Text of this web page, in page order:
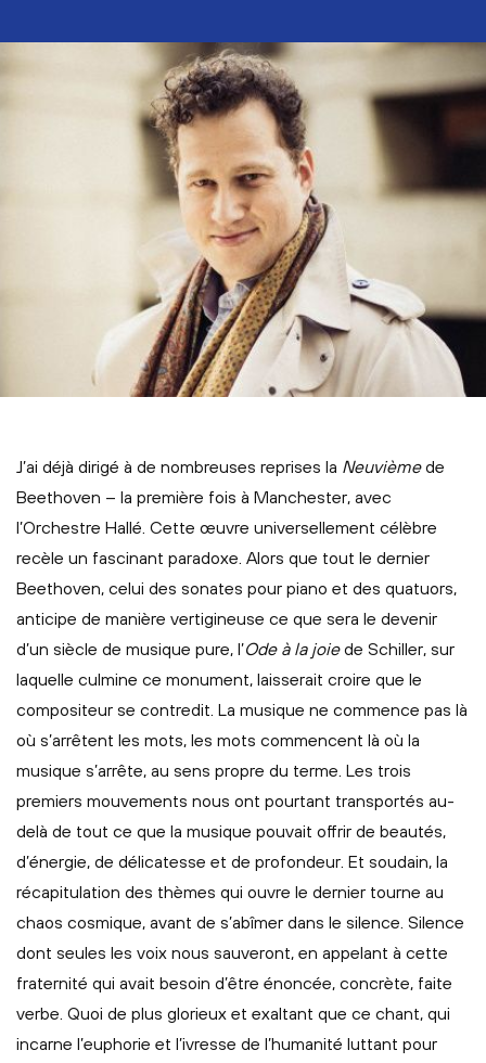
J’ai déjà dirigé à de nombreuses reprises la Neuvièmede
Beethoven – la première fois à Manchester, avec
l’Orchestre Hallé. Cette œuvre universellement célèbre
recèle un fascinant paradoxe. Alors que tout le dernier
Beethoven, celui des sonates pour piano et des quatuors,
anticipe de manière vertigineuse ce que sera le devenir
d’un siècle de musique pure, l’Ode à la joiede Schiller, sur
laquelle culmine ce monument, laisserait croire que le
compositeur se contredit. La musique ne commence pas là
où s’arrêtent les mots, les mots commencent là où la
musique s’arrête, au sens propre du terme. Les trois
premiers mouvements nous ont pourtant transportés au-
delà de tout ce que la musique pouvait offrir de beautés,
d’énergie, de délicatesse et de profondeur. Et soudain, la
récapitulation des thèmes qui ouvre le dernier tourne au
chaos cosmique, avant de s’abîmer dans le silence. Silence
dont seules les voix nous sauveront, en appelant à cette
fraternité qui avait besoin d’être énoncée, concrète, faite
verbe. Quoi de plus glorieux et exaltant que ce chant, qui
incarne l’euphorie et l’ivresse de l’humanité luttant pour